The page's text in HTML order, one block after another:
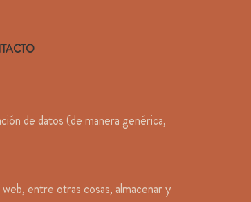
de datos (de manera genérica,
entre otras cosas, almacenar y